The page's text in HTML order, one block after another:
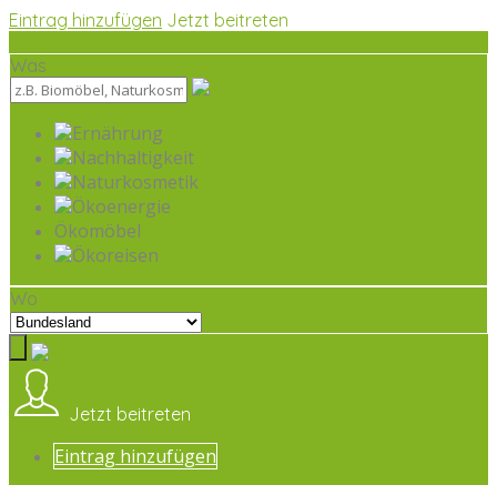
Eintrag hinzufügen Jetzt beitreten
Was
Ernährung
Nachhaltigkeit
Naturkosmetik
Ökoenergie
Ökomöbel
Ökoreisen
Wo
Jetzt beitreten
Eintrag hinzufügen